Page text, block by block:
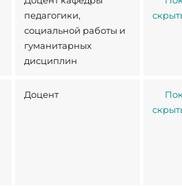
педагогики,
социальной работы и
гуманитарных
дисциплин
Доцент